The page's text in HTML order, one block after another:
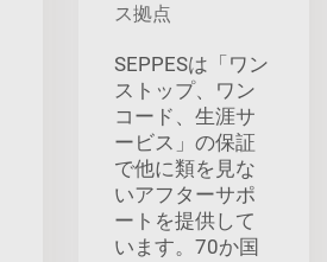
ス拠点
SEPPESは「ワン
ストップ、ワン
コード、生涯サ
ービス」の保証
で他に類を見な
いアフターサポ
ートを提供して
います。70か国